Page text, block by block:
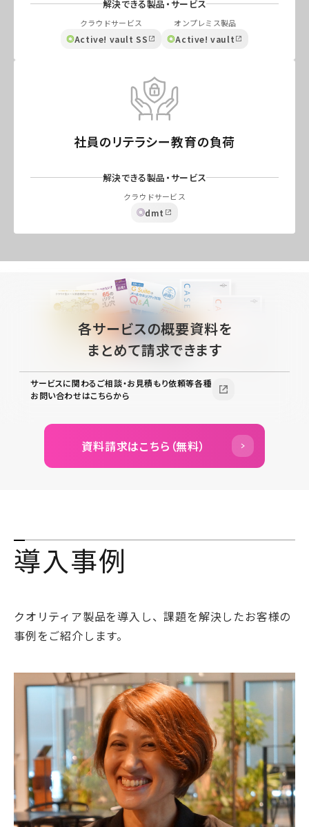
解決できる製品・サービス
クラウドサービス
Active! vault SS
オンプレミス製品
Active! vault
社員のリテラシー教育の負荷
解決できる製品・サービス
クラウドサービス
dmt
各サービスの概要資料を
まとめて請求できます
サービスに関わるご相談・お見積もり依頼等各種
お問い合わせはこちらから
資料請求はこちら（無料）
導入事例
クオリティア製品を導入し、課題を解決したお客様の
事例をご紹介します。